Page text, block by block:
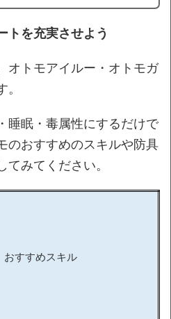
トを充実させよう
オトモアイルー・オトモガ
睡眠・毒属性にするだけで
のおすすめのスキルや防具
てみてください。
おすすめスキル